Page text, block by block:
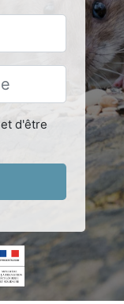
et d'être